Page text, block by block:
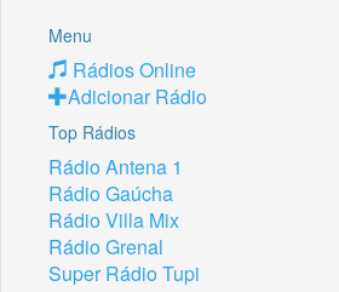
Menu
Rádios Online
Adicionar Rádio
Top Rádios
Rádio Antena 1
Rádio Gaúcha
Rádio Villa Mix
Rádio Grenal
Super Rádio Tupi